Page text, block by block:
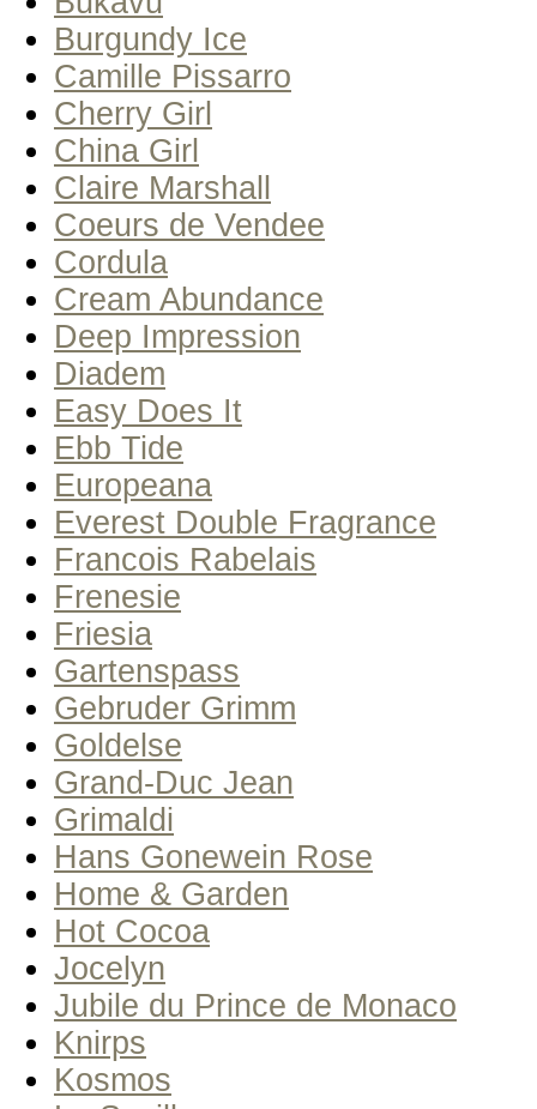
Burgundy Ice
Camille Pissarro
Cherry Girl
China Girl
Claire Marshall
Coeurs de Vendee
Cordula
Cream Abundance
Deep Impression
Diadem
Easy Does It
Ebb Tide
Europeana
Everest Double Fragrance
Francois Rabelais
Frenesie
Friesia
Gartenspass
Gebruder Grimm
Goldelse
Grand-Duc Jean
Grimaldi
Hans Gonewein Rose
Home & Garden
Hot Cocoa
Jocelyn
Jubile du Prince de Monaco
Knirps
Kosmos